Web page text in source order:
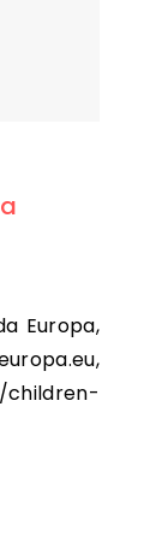
children-